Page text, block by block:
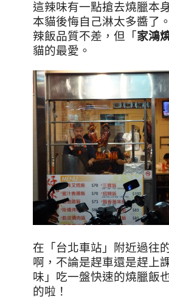
這辣味有一點搶去燒臘本
本貓後悔自己淋太多醬了
辣飯品質不差，但「 家鴻
貓的最愛。
在「台北車站」附近過往
啊，不論是趕車還是趕上
味」吃一盤快速的燒臘飯
的啦！